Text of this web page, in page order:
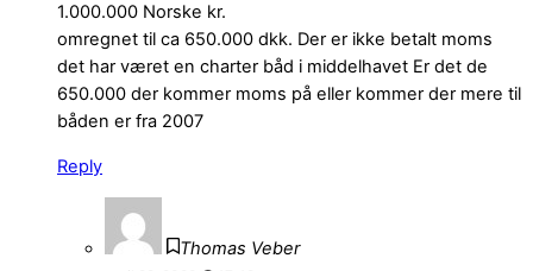
1.000.000 Norske kr.
omregnet til ca 650.000 dkk. Der er ikke betalt moms
det har været en charter båd i middelhavet Er det de
650.000 der kommer moms på eller kommer der mere til
båden er fra 2007
Reply
Thomas Veber